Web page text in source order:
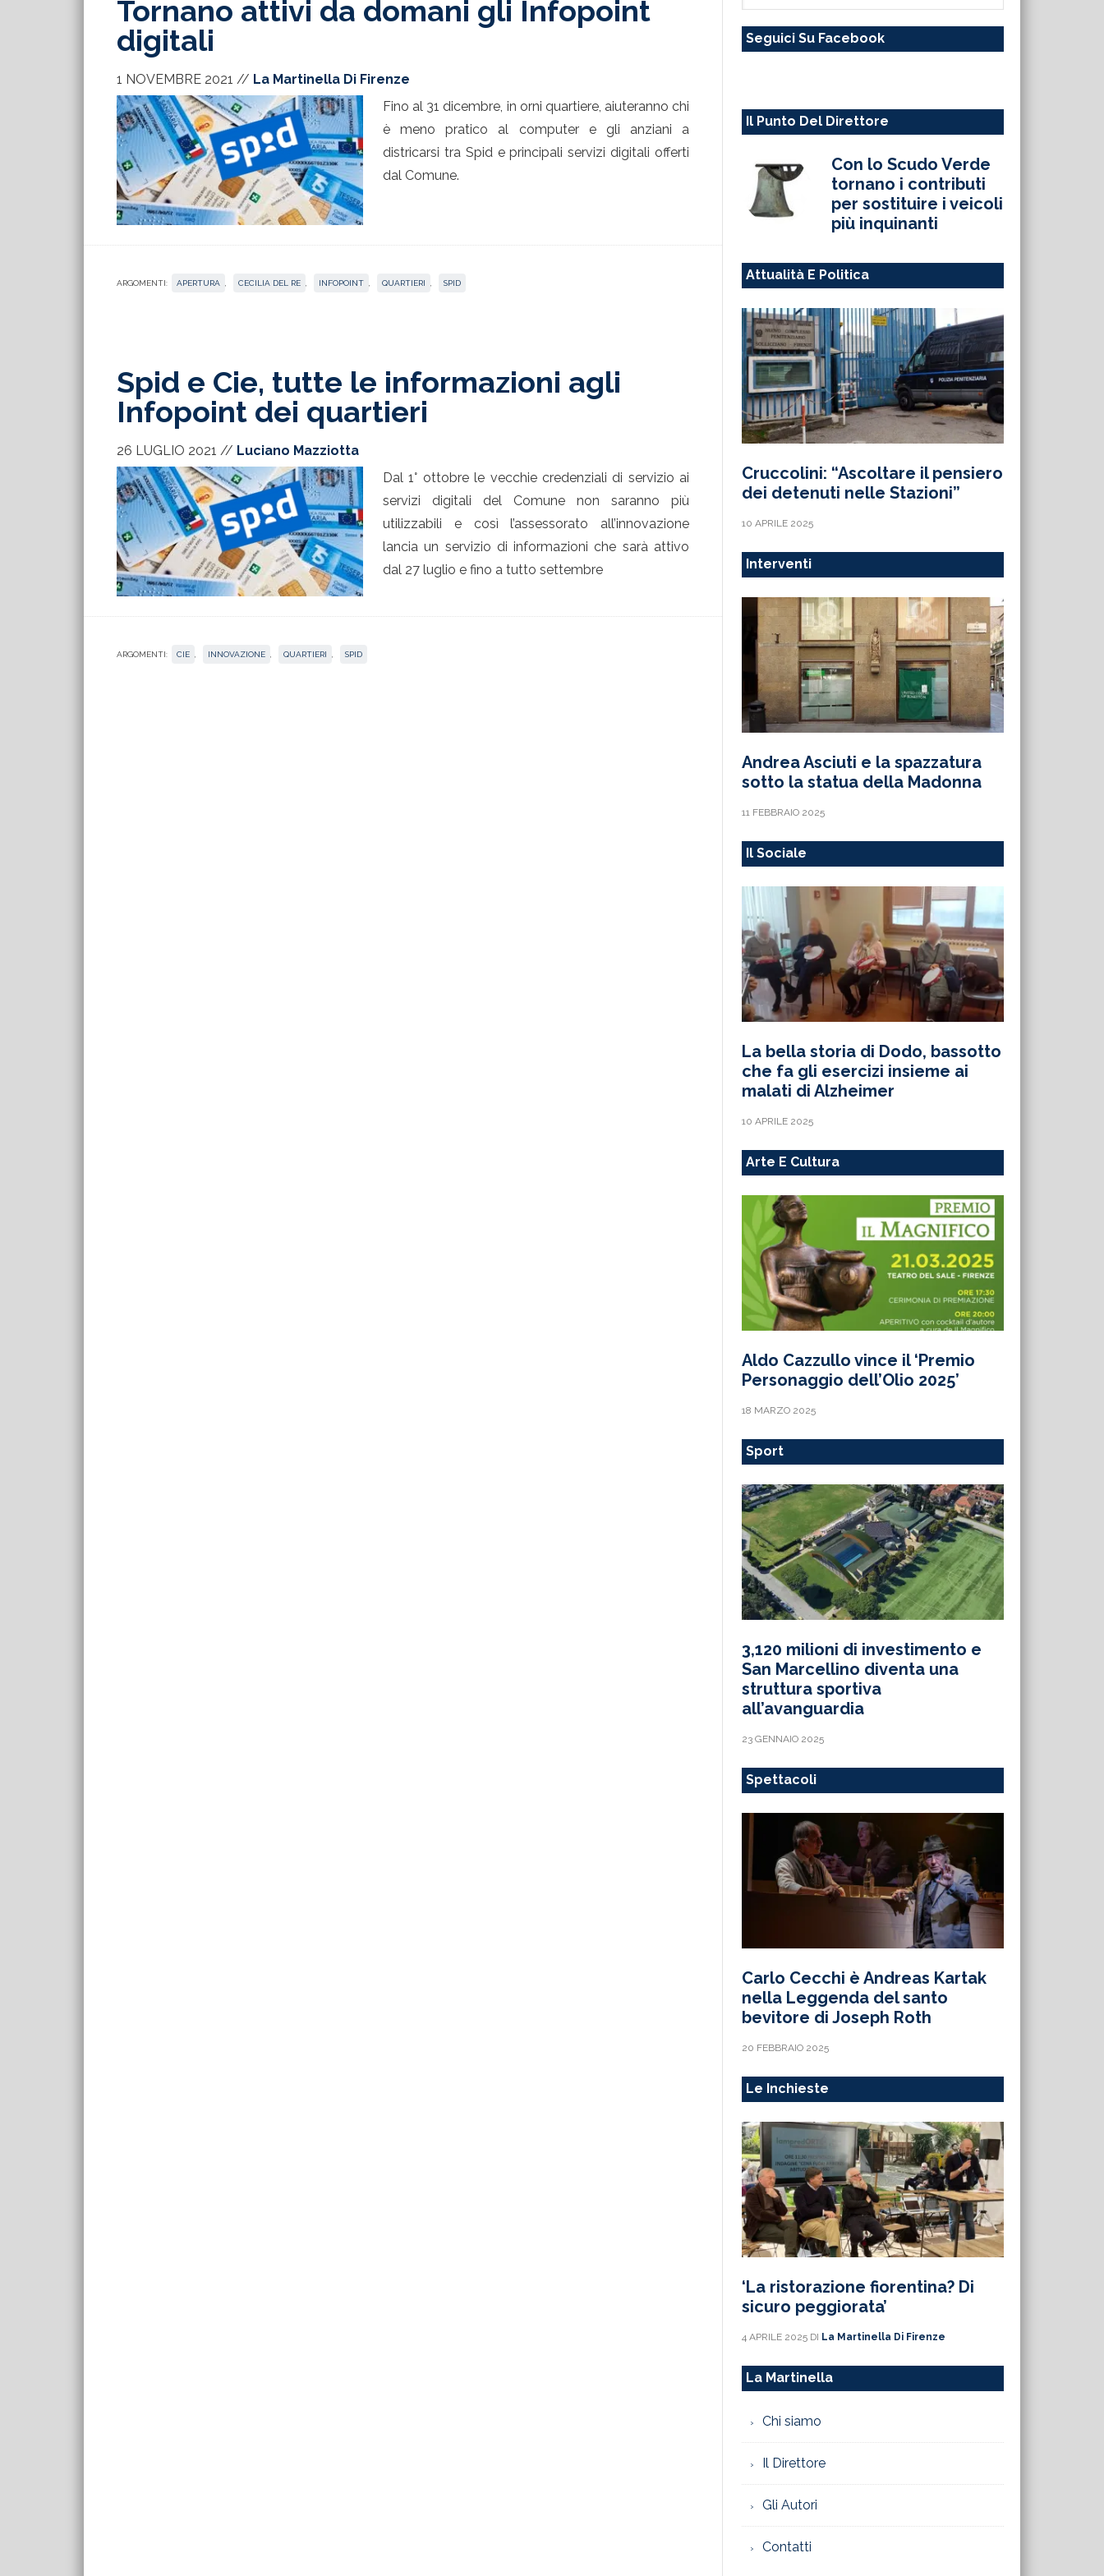
Tornano attivi da domani gli Infopoint
digitali
1 NOVEMBRE 2021 // La Martinella Di Firenze
Fino al 31 dicembre, in orni quartiere, aiuteranno chi
è meno pratico al computer e gli anziani a
districarsi tra Spid e principali servizi digitali offerti
dal Comune.
ARGOMENTI: APERTURA CECILIA DEL RE INFOPOINT QUARTIERI SPID
Spid e Cie, tutte le informazioni agli
Infopoint dei quartieri
26 LUGLIO 2021 // Luciano Mazziotta
Dal 1° ottobre le vecchie credenziali di servizio ai
servizi digitali del Comune non saranno più
utilizzabili e così l’assessorato all’innovazione
lancia un servizio di informazioni che sarà attivo
dal 27 luglio e fino a tutto settembre
ARGOMENTI: CIE INNOVAZIONE QUARTIERI SPID
sito
Seguici Su Facebook
Il Punto Del Direttore
Con lo Scudo Verde
tornano i contributi
per sostituire i veicoli
più inquinanti
Attualità E Politica
Cruccolini: “Ascoltare il pensiero
dei detenuti nelle Stazioni”
10 APRILE 2025
Interventi
Andrea Asciuti e la spazzatura
sotto la statua della Madonna
11 FEBBRAIO 2025
Il Sociale
La bella storia di Dodo, bassotto
che fa gli esercizi insieme ai
malati di Alzheimer
10 APRILE 2025
Arte E Cultura
Aldo Cazzullo vince il ‘Premio
Personaggio dell’Olio 2025’
18 MARZO 2025
Sport
3,120 milioni di investimento e
San Marcellino diventa una
struttura sportiva
all’avanguardia
23 GENNAIO 2025
Spettacoli
Carlo Cecchi è Andreas Kartak
nella Leggenda del santo
bevitore di Joseph Roth
20 FEBBRAIO 2025
Le Inchieste
‘La ristorazione fiorentina? Di
sicuro peggiorata’
4 APRILE 2025 DI La Martinella Di Firenze
La Martinella
Chi siamo
Il Direttore
Gli Autori
Contatti